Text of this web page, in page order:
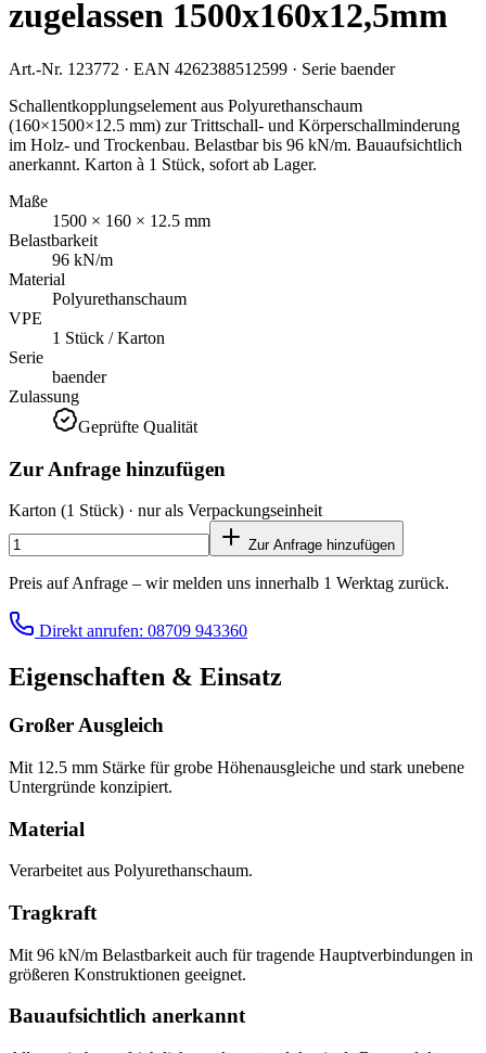
zugelassen 1500x160x12,5mm
Art.-Nr. 123772 · EAN 4262388512599 · Serie baender
Schallentkopplungselement aus Polyurethanschaum
(160×1500×12.5 mm) zur Trittschall- und Körperschallminderung
im Holz- und Trockenbau. Belastbar bis 96 kN/m. Bauaufsichtlich
anerkannt. Karton à 1 Stück, sofort ab Lager.
Maße
1500 × 160 × 12.5 mm
Belastbarkeit
96 kN/m
Material
Polyurethanschaum
VPE
1 Stück / Karton
Serie
baender
Zulassung
Geprüfte Qualität
Zur Anfrage hinzufügen
Karton (1 Stück) · nur als Verpackungseinheit
Zur Anfrage hinzufügen
Preis auf Anfrage – wir melden uns innerhalb 1 Werktag zurück.
Direkt anrufen: 08709 943360
Eigenschaften & Einsatz
Großer Ausgleich
Mit 12.5 mm Stärke für grobe Höhenausgleiche und stark unebene
Untergründe konzipiert.
Material
Verarbeitet aus Polyurethanschaum.
Tragkraft
Mit 96 kN/m Belastbarkeit auch für tragende Hauptverbindungen in
größeren Konstruktionen geeignet.
Bauaufsichtlich anerkannt